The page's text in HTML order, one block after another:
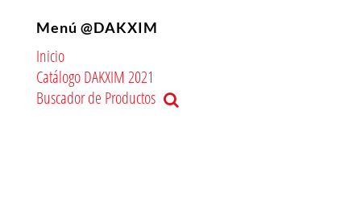
Menú @DAKXIM
Inicio
Catálogo DAKXIM 2021
Buscador de Productos